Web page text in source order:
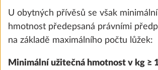
Přidat
U obytných přívěsů se však
hmotnost předepsaná právními
na základě maximálního počtu lůžek:
Minimální užitečná hmotnost v kg ≥